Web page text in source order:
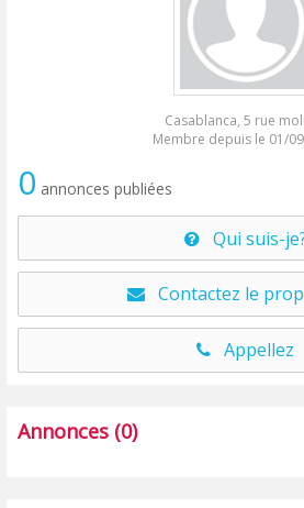
Casablanca, 5 rue
Membre depuis le 01/
0 annonces publiées
Qui suis-
Contactez le
Appellez
Annonces (0)